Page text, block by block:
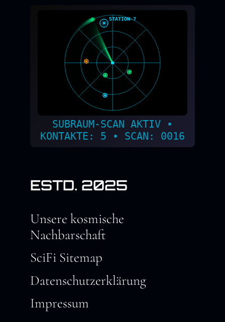
SUBRAUM-SCAN AKTIV •
KONTAKTE: 5 • SCAN: 0018
ESTD. 2025
Unsere kosmische
Nachbarschaft
SciFi Sitemap
Datenschutzerklärung
Impressum